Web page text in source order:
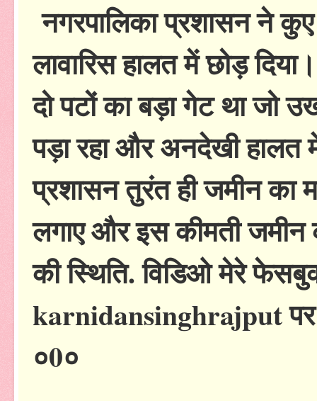
नगरपालिका प्रशासन ने
लावारिस हालत में छोड़
दो पटों का बड़ा गेट था जो
पड़ा रहा और अनदेखी हालत
प्रशासन तुरंत ही जमीन का
लगाए और इस कीमती जमीन
की स्थिति. विडिओ मेरे
karnidansinghrajput
०0०